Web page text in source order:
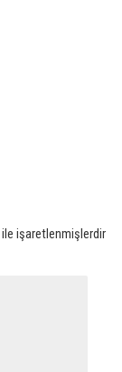
ile işaretlenmişlerdir